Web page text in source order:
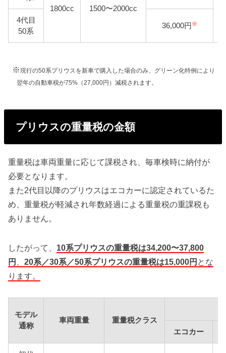
1800cc
1500〜2000cc
4代目
50系
36,000円 ※
※現行の50系プリウスを新車で購入した場合のみ、グリーン化特例により
翌年の自動車税が75%（27,000円）減税されます。
プリウスの重量税の金額
重量税は車両重量に応じて課税され、毎車検時に納付が
必要となります。
また2代目以降のプリウスはエコカーに認定されているた
め、重量税が軽減され年数経過による重量税の重課税も
ありません。
したがって、 10系プリウスの重量税は34,200〜37,800
円
、20系／30系／50系プリウスの重量税は15,000円 とな
ります。
モデル
通称
車両重量 重量税クラス
エコカー